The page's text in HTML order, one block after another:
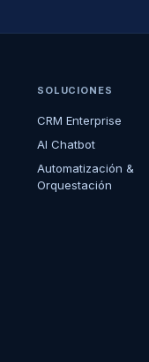
SOLUCIONES
CRM Enterprise
AI Chatbot
Automatización &
Orquestación